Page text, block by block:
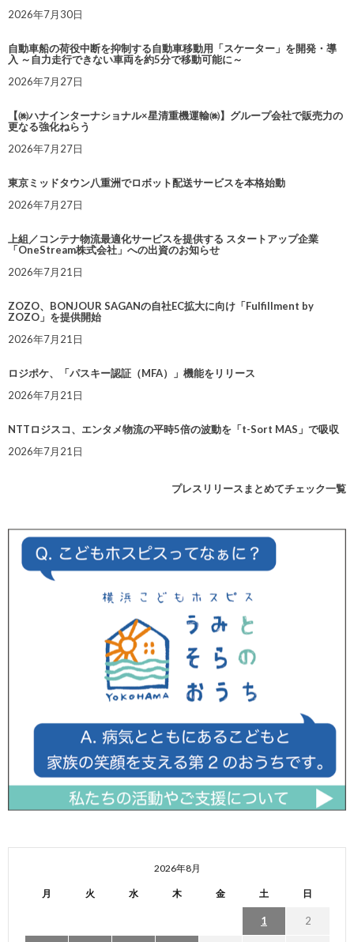
2026年7月30日
自動車船の荷役中断を抑制する自動車移動用「スケーター」を開発・導
入 ～自力走行できない車両を約5分で移動可能に～
2026年7月27日
【㈱ハナインターナショナル×星清重機運輸㈱】グループ会社で販売力の
更なる強化ねらう
2026年7月27日
東京ミッドタウン八重洲でロボット配送サービスを本格始動
2026年7月27日
上組／コンテナ物流最適化サービスを提供する スタートアップ企業
「OneStream株式会社」への出資のお知らせ
2026年7月21日
ZOZO、BONJOUR SAGANの自社EC拡大に向け「Fulfillment by
ZOZO」を提供開始
2026年7月21日
ロジポケ、「パスキー認証（MFA）」機能をリリース
2026年7月21日
NTTロジスコ、エンタメ物流の平時5倍の波動を「t-Sort MAS」で吸収
2026年7月21日
プレスリリースまとめてチェック一覧
2026年8月
月 火 水 木 金 土 日
1 2